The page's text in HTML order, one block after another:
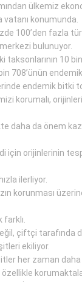
ülkemiz
konumunda.
100’den fazla
bulunuyor.
taksonlarının 10
708’ünün
endemik bitki
korumalı,
daha da önem
için orijinlerinin
ilerliyor.
korunması
çiftçi tarafında
ekiliyor.
her zaman
özellikle